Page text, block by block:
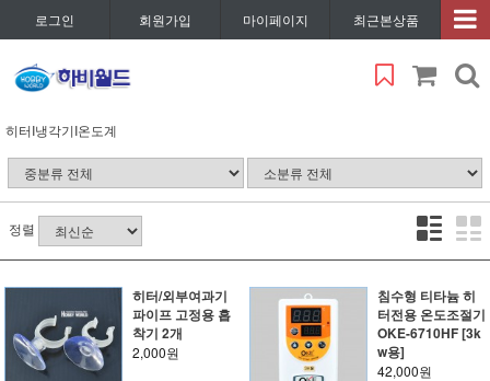
로그인 회원가입 마이페이지 최근본상품
히터I냉각기I온도계
정렬
히터/외부여과기
파이프 고정용 흡
착기 2개
2,000원
침수형 티타늄 히
터전용 온도조절기
OKE-6710HF [3k
w용]
42,000원